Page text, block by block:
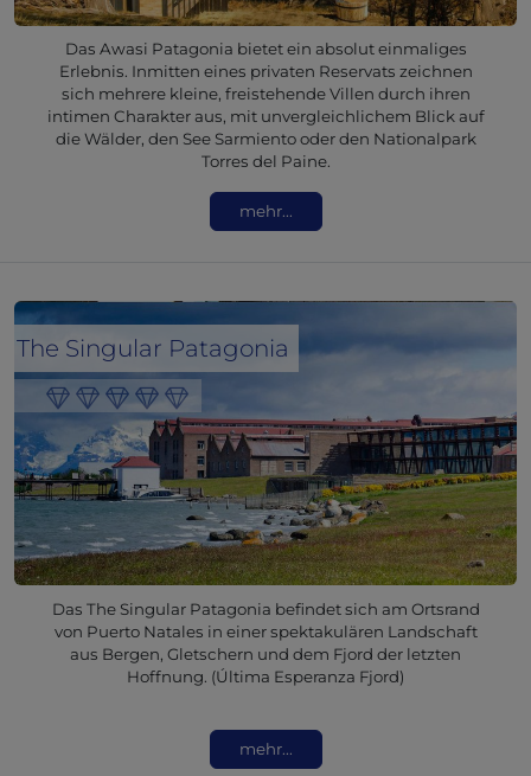
Das Awasi Patagonia bietet ein absolut einmaliges
Erlebnis. Inmitten eines privaten Reservats zeichnen
sich mehrere kleine, freistehende Villen durch ihren
intimen Charakter aus, mit unvergleichlichem Blick auf
die Wälder, den See Sarmiento oder den Nationalpark
Torres del Paine.
mehr...
The Singular Patagonia
Das The Singular Patagonia befindet sich am Ortsrand
von Puerto Natales in einer spektakulären Landschaft
aus Bergen, Gletschern und dem Fjord der letzten
Hoffnung. (Última Esperanza Fjord)
mehr...